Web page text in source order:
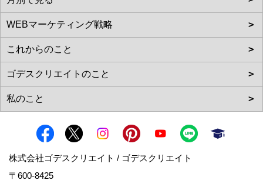
株式会社ゴデスクリエイト / ゴデスクリエイト
〒600-8425